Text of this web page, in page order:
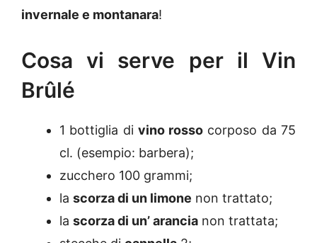
invernale e montanara!
Cosa vi serve per il Vin
Brûlé
1 bottiglia di vino rosso corposo da 75
cl. (esempio: barbera);
zucchero 100 grammi;
la scorza di un limone non trattato;
la scorza di un’ arancia non trattata;